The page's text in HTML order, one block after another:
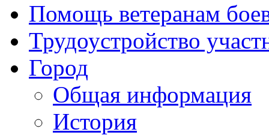
Помощь ветеранам
Трудоустройство
Город
Общая информация
История